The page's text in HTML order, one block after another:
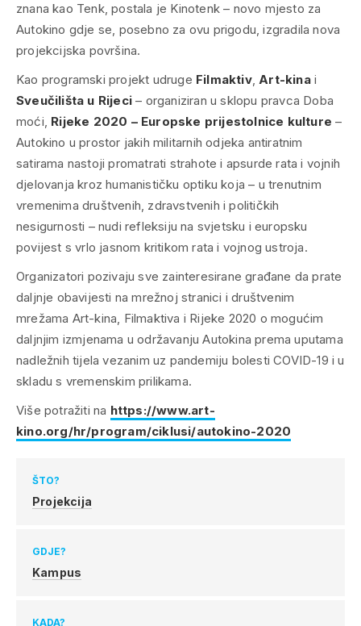
znana kao Tenk, postala je Kinotenk – novo mjesto za
Autokino gdje se, posebno za ovu prigodu, izgradila nova
projekcijska površina.
Kao programski projekt udruge Filmaktiv,Art-kinai
Sveučilišta u Rijeci – organiziran u sklopu pravca Doba
moći, Rijeke 2020 – Europske prijestolnice kulture –
Autokino u prostor jakih militarnih odjeka antiratnim
satirama nastoji promatrati strahote i apsurde rata i vojnih
djelovanja kroz humanističku optiku koja – u trenutnim
vremenima društvenih, zdravstvenih i političkih
nesigurnosti – nudi refleksiju na svjetsku i europsku
povijest s vrlo jasnom kritikom rata i vojnog ustroja.
Organizatori pozivaju sve zainteresirane građane da prate
daljnje obavijesti na mrežnoj stranici i društvenim
mrežama Art-kina, Filmaktiva i Rijeke 2020 o mogućim
daljnjim izmjenama u održavanju Autokina prema uputama
nadležnih tijela vezanim uz pandemiju bolesti COVID-19 i u
skladu s vremenskim prilikama.
Više potražiti na https://www.art-
kino.org/hr/program/ciklusi/autokino-2020
ŠTO?
Projekcija
GDJE?
Kampus
KADA?